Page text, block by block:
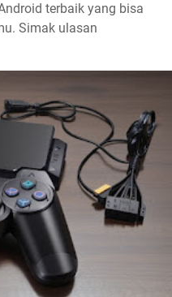
terbaik yang bisa
Simak ulasan